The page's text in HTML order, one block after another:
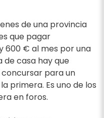
de una provincia
que pagar
600 € al mes por una
de casa hay que
para un
primera. Es uno de los
en foros.